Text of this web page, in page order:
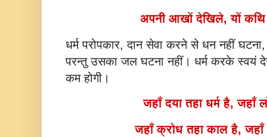
अपनी आखों देखिले, यों
धर्म परोपकार, दान सेवा करने से धन नहीं
परन्तु उसका जल घटना नहीं। धर्म करके स्वयं
कम होगी।
जहाँ दया तहा धर्म है, जहाँ
जहाँ क्रोध तहा काल है, जहाँ